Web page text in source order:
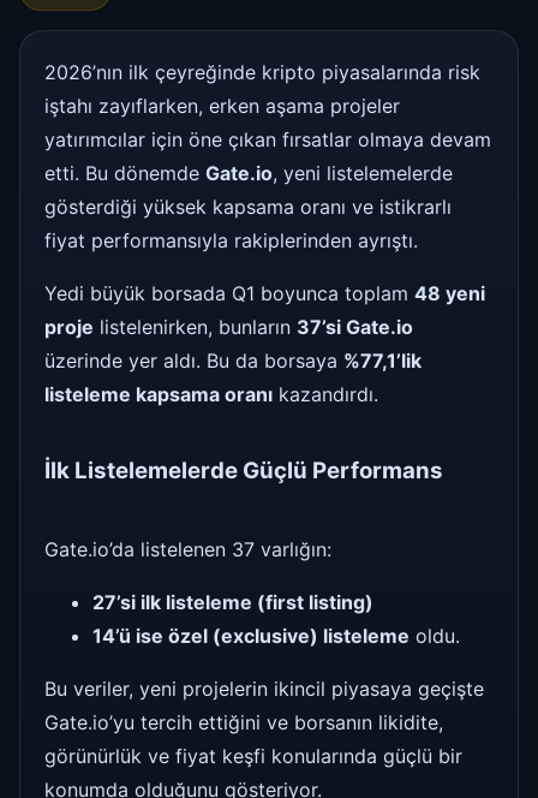
2026’nın ilk çeyreğinde kripto piyasalarında risk
iştahı zayıflarken, erken aşama projeler
yatırımcılar için öne çıkan fırsatlar olmaya devam
etti. Bu dönemde Gate.io, yeni listelemelerde
gösterdiği yüksek kapsama oranı ve istikrarlı
fiyat performansıyla rakiplerinden ayrıştı.
Yedi büyük borsada Q1 boyunca toplam 48 yeni
proje listelenirken, bunların 37’si Gate.io
üzerinde yer aldı. Bu da borsaya %77,1’lik
listeleme kapsama oranı kazandırdı.
İlk Listelemelerde Güçlü Performans
Gate.io’da listelenen 37 varlığın:
27’si ilk listeleme (first listing)
14’ü ise özel (exclusive) listeleme oldu.
Bu veriler, yeni projelerin ikincil piyasaya geçişte
Gate.io’yu tercih ettiğini ve borsanın likidite,
görünürlük ve fiyat keşfi konularında güçlü bir
konumda olduğunu gösteriyor.